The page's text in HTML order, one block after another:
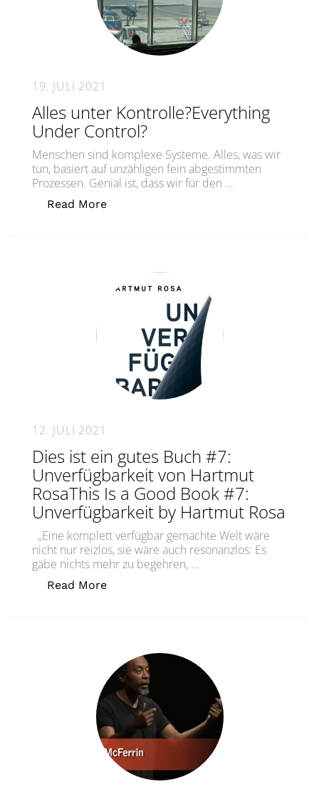
19. JULI 2021
Alles unter Kontrolle?Everything
Under Control?
Menschen sind komplexe Systeme. Alles, was wir
tun, basiert auf unzähligen fein abgestimmten
Prozessen. Genial ist, dass wir für den …
Read More„Alles unter Kontrolle?Everything
12. JULI 2021
Dies ist ein gutes Buch #7:
Unverfügbarkeit von Hartmut
RosaThis Is a Good Book #7:
Unverfügbarkeit by Hartmut Rosa
„Eine komplett verfügbar gemachte Welt wäre
nicht nur reizlos, sie wäre auch resonanzlos: Es
gäbe nichts mehr zu begehren, …
Read More„Dies ist ein gutes Buch #7: